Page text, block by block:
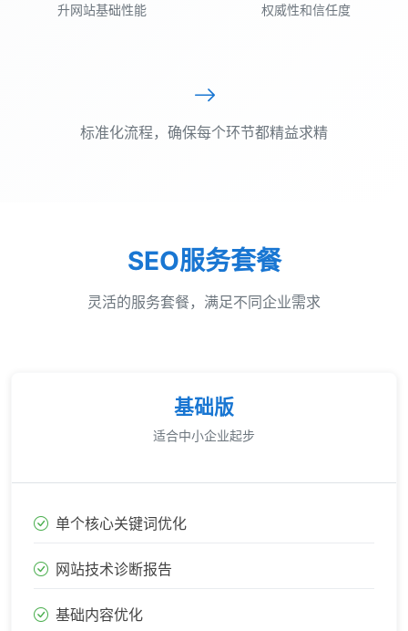
升网站基础性能
权威性和信任度
标准化流程，确保每个环节都精益求精
SEO服务套餐
灵活的服务套餐，满足不同企业需求
基础版
适合中小企业起步
单个核心关键词优化
网站技术诊断报告
基础内容优化